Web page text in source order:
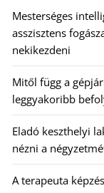
Mesterséges
asszisztens
nekikezdeni
Mitől függ a
leggyakoribb
Eladó keszthelyi
nézni a
A terapeuta